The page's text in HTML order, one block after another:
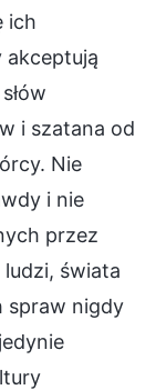
ich
akceptują
i szatana od
Nie
i nie
przez
świata
spraw nigdy